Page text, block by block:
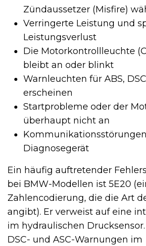
Zündaussetzer (Misfire)
Verringerte Leistung und
Leistungsverlust
Die Motorkontrollleuchte
bleibt an oder blinkt
Warnleuchten für ABS,
erscheinen
Startprobleme oder der
überhaupt nicht an
Diagnosegerät
Ein häufig auftretender
bei BMW-Modellen ist 5E20
Zahlencodierung, die die Art
angibt). Er verweist auf eine
im hydraulischen
DSC- und ASC-Warnungen im